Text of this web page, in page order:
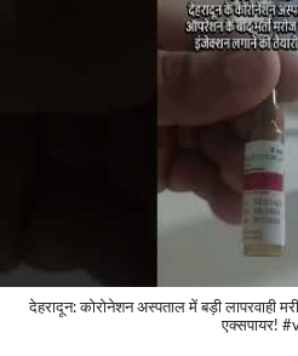
देहरादून: कोरोनेशन अस्पताल में बड़ी लापरवाही
एक्सपायर!